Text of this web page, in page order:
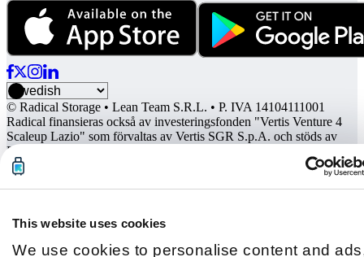
This website uses cookies
We use cookies to personalise content and
© Radical Storage • Lean Team S.R.L. • P. IVA 14104111001
Radical finansieras också av investeringsfonden "Vertis Venture 4
Scaleup Lazio" som förvaltas av Vertis SGR S.p.A. och stöds av
Europeiska Unionens NextGenation EU och: